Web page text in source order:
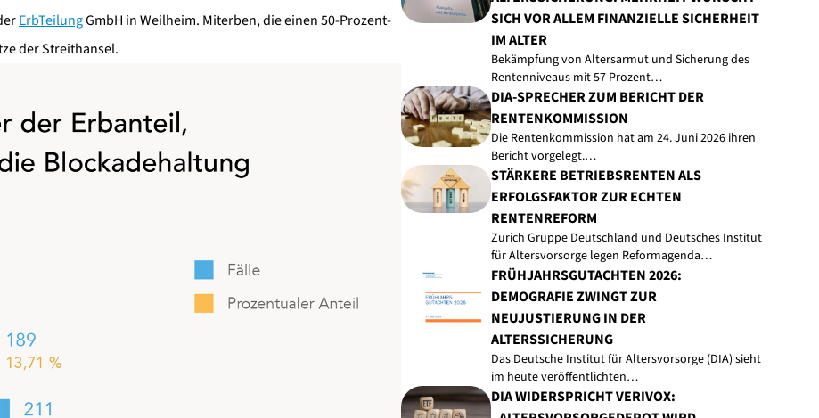
ErbTeilungGmbH in Weilheim. Miterben, die einen 50-Prozent-
der Streithansel.
SICH VOR ALLEM FINANZIELLE SICHERHEIT
IM ALTER
Bekämpfung von Altersarmut und Sicherung des
Rentenniveaus mit 57 Prozent…
DIA-SPRECHER ZUM BERICHT DER
RENTENKOMMISSION
Die Rentenkommission hat am 24. Juni 2026 ihren
Bericht vorgelegt.…
STÄRKERE BETRIEBSRENTEN ALS
ERFOLGSFAKTOR ZUR ECHTEN
RENTENREFORM
Zurich Gruppe Deutschland und Deutsches Institut
für Altersvorsorge legen Reformagenda…
FRÜHJAHRSGUTACHTEN 2026:
DEMOGRAFIE ZWINGT ZUR
NEUJUSTIERUNG IN DER
ALTERSSICHERUNG
Das Deutsche Institut für Altersvorsorge (DIA) sieht
im heute veröffentlichten…
DIA WIDERSPRICHT VERIVOX: